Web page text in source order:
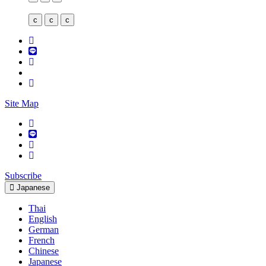
c c c
Site Map
Subscribe
Japanese
Thai
English
German
French
Chinese
Japanese